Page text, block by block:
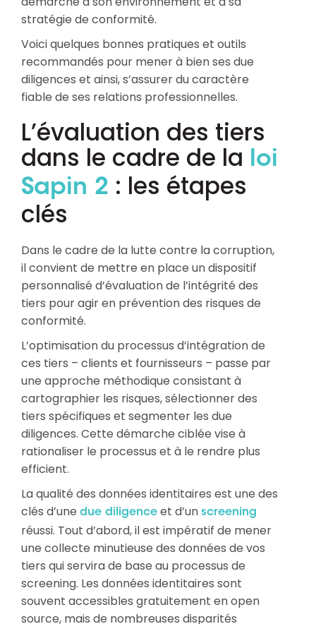
stratégie de conformité.
Voici quelques bonnes pratiques et outils
recommandés pour mener à bien ses due
diligences et ainsi, s’assurer du caractère
fiable de ses relations professionnelles.
L’évaluation des tiers
dans le cadre de la loi
Sapin 2 : les étapes
clés
Dans le cadre de la lutte contre la corruption,
il convient de mettre en place un dispositif
personnalisé d’évaluation de l’intégrité des
tiers pour agir en prévention des risques de
conformité.
L’optimisation du processus d’intégration de
ces tiers – clients et fournisseurs – passe par
une approche méthodique consistant à
cartographier les risques, sélectionner des
tiers spécifiques et segmenter les due
diligences. Cette démarche ciblée vise à
rationaliser le processus et à le rendre plus
efficient.
La qualité des données identitaires est une des
clés d’une due diligence et d’un screening
réussi. Tout d’abord, il est impératif de mener
une collecte minutieuse des données de vos
tiers qui servira de base au processus de
screening. Les données identitaires sont
souvent accessibles gratuitement en open
source, mais de nombreuses disparités